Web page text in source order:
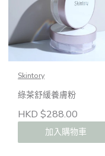
Skintory
綠茶舒緩養膚粉
HKD $288.00
加入購物車